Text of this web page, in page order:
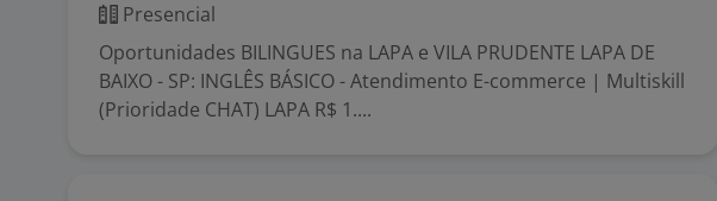
Presencial
Oportunidades BILINGUES na LAPA e VILA PRUDENTE LAPA DE
BAIXO - SP: INGLÊS BÁSICO - Atendimento E-commerce | Multiskill
(Prioridade CHAT) LAPA R$ 1....